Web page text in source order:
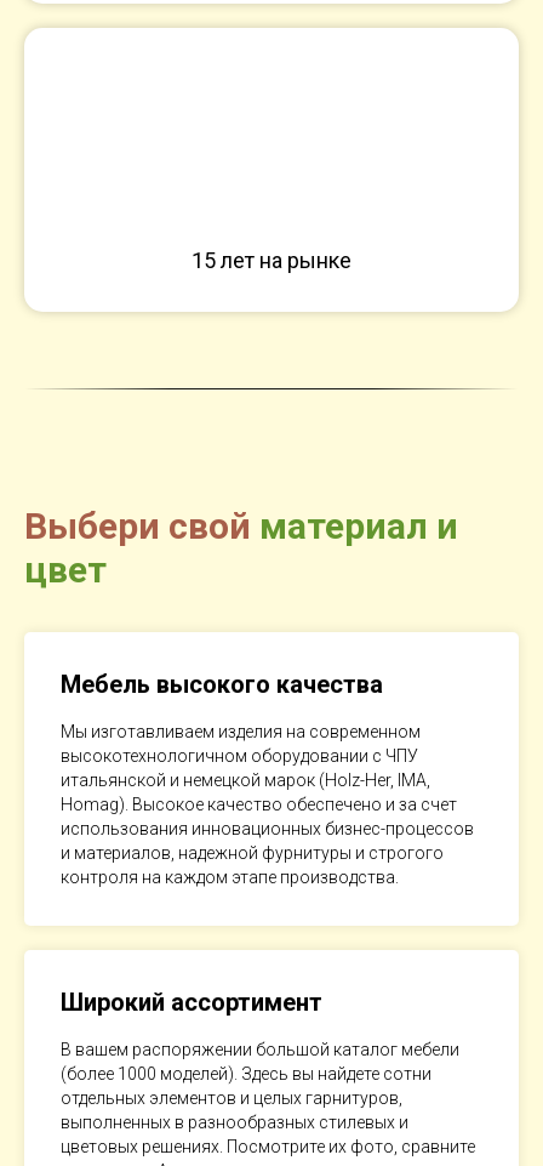
15 лет на рынке
Выбери свой материал и
цвет
Мебель высокого качества
Мы изготавливаем изделия на современном
высокотехнологичном оборудовании с ЧПУ
итальянской и немецкой марок (Holz-Her, IMA,
Homag). Высокое качество обеспечено и за счет
использования инновационных бизнес-процессов
и материалов, надежной фурнитуры и строгого
контроля на каждом этапе производства.
Широкий ассортимент
В вашем распоряжении большой каталог мебели
(более 1000 моделей). Здесь вы найдете сотни
отдельных элементов и целых гарнитуров,
выполненных в разнообразных стилевых и
цветовых решениях. Посмотрите их фото, сравните